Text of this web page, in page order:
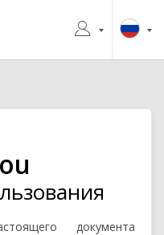
документа